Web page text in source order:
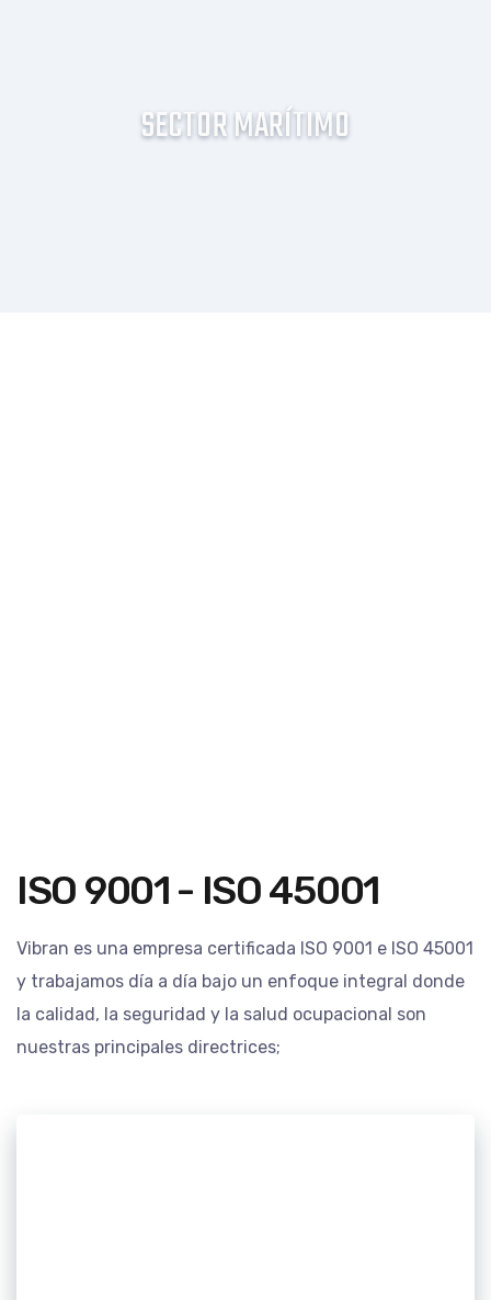
SECTOR MARÍTIMO
ISO 9001 - ISO 45001
Vibran es una empresa certificada ISO 9001 e ISO 45001
y trabajamos dí­a a dí­a bajo un enfoque integral donde
la calidad, la seguridad y la salud ocupacional son
nuestras principales directrices;